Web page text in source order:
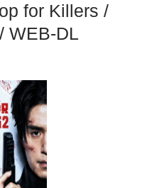
for Killers /
WEB-DL